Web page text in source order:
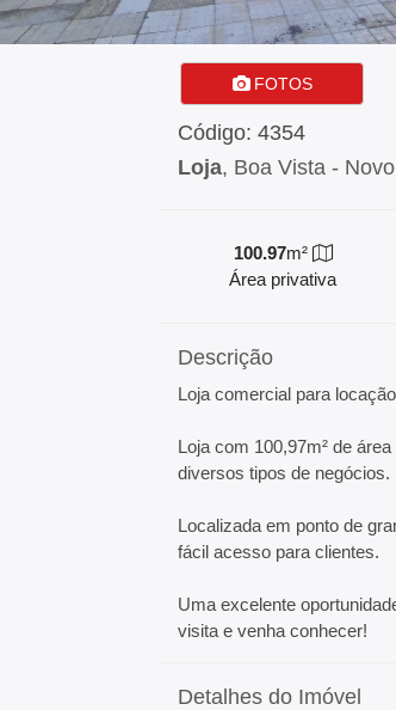
FOTOS
Código: 4354
Loja, Boa Vista -
100.97m²
Área privativa
Descrição
Loja comercial para
Loja com 100,97m² de
diversos tipos de negócios.
Localizada em ponto de
fácil acesso para clientes.
Uma excelente
visita e venha conhecer!
Detalhes do Imóvel